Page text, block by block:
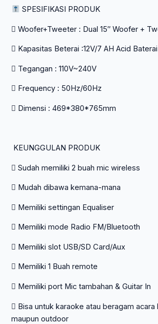
SPESIFIKASI PRODUK
 Woofer+Tweeter : Dual 15″ Woofer +
 Kapasitas Beterai :12V/7 AH Acid Baterai
 Tegangan : 110V~240V
 Frequency : 50Hz/60Hz
 Dimensi : 469*380*765mm
KEUNGGULAN PRODUK
 Sudah memiliki 2 buah mic wireless
 Mudah dibawa kemana-mana
 Memiliki settingan Equaliser
 Memiliki mode Radio FM/Bluetooth
 Memiliki slot USB/SD Card/Aux
 Memiliki 1 Buah remote
 Memiliki port Mic tambahan & Guitar In
 Bisa untuk karaoke atau beragam acara
maupun outdoor